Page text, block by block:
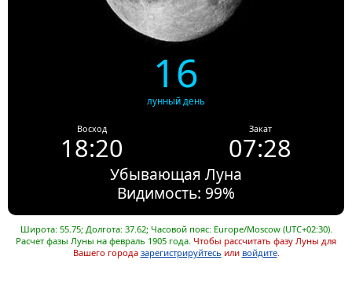
16
лунный день
Восход
18:20
Закат
07:28
Убывающая Луна
Видимость: 99%
Широта: 55.75; Долгота: 37.62; Часовой пояс: Europe/Moscow (UTC+02:30).
Расчет фазы Луны на февраль 1905 года. Чтобы рассчитать фазу Луны для
Вашего города зарегистрируйтесь или войдите.